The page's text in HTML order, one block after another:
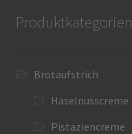
Produktkategorien
Brotaufstrich
Haselnusscreme
Pistaziencreme